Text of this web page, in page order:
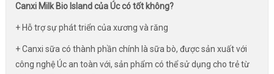
Canxi Milk Bio Island của Úc có tốt không?
+ Hỗ trợ sự phát triển của xương và răng
+ Canxi sữa có thành phần chính là sữa bò, được sản xuất với
công nghệ Úc an toàn với, sản phẩm có thể sử dụng cho trẻ từ